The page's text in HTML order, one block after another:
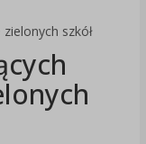
szkół